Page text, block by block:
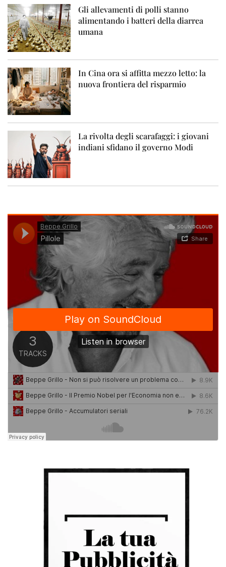
Gli allevamenti di polli stanno
alimentando i batteri della diarrea
umana
In Cina ora si affitta mezzo letto: la
nuova frontiera del risparmio
La rivolta degli scarafaggi: i giovani
indiani sfidano il governo Modi